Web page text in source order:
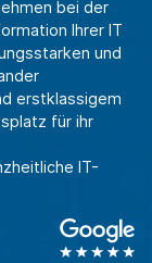
bei der
Ihrer IT
und
erstklassigem
für ihr
IT-